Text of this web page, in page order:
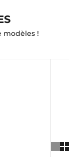
modèles !